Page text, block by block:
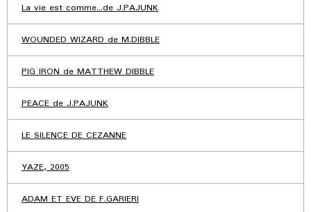
La vie est comme...de J.PAJUNK
WOUNDED WIZARD de M.DIBBLE
PIG IRON de MATTHEW DIBBLE
PEACE de J.PAJUNK
LE SILENCE DE CEZANNE
YAZE, 2005
ADAM ET EVE DE F.GARIERI